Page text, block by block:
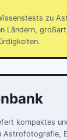
zu
Ländern,
kompaktes
Astrofotografie,